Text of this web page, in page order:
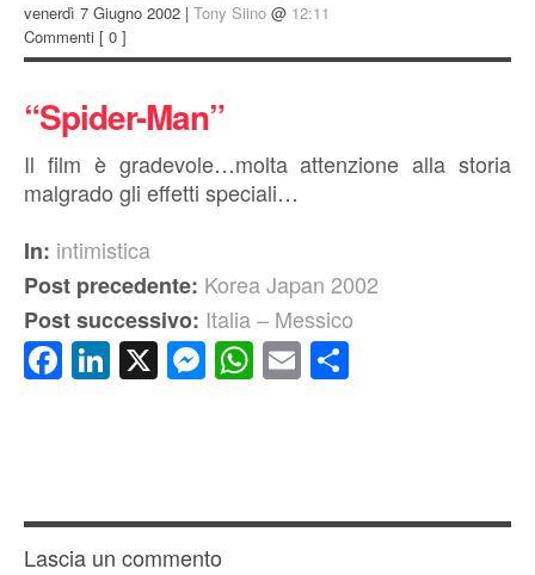
venerdì 7 Giugno 2002 | Tony Siino @ 12:11
Commenti [ 0 ]
“Spider-Man”
Il film è gradevole…molta attenzione alla storia
malgrado gli effetti speciali…
In: intimistica
Post precedente: Korea Japan 2002
Post successivo: Italia – Messico
Facebook
LinkedIn
X Messenger
WhatsApp
Email
Lascia un commento